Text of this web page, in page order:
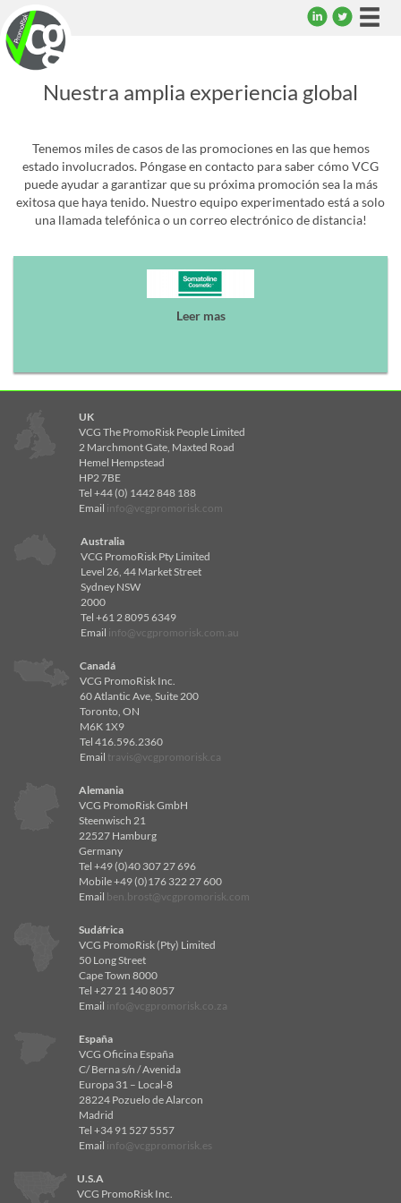
Nuestra amplia experiencia global
Tenemos miles de casos de las promociones en las que hemos
estado involucrados. Póngase en contacto para saber cómo VCG
puede ayudar a garantizar que su próxima promoción sea la más
exitosa que haya tenido. Nuestro equipo experimentado está a solo
una llamada telefónica o un correo electrónico de distancia!
Leer mas
UK
VCG The PromoRisk People Limited
2 Marchmont Gate, Maxted Road
Hemel Hempstead
HP2 7BE
Tel +44 (0) 1442 848 188
Email info@vcgpromorisk.com
Australia
VCG PromoRisk Pty Limited
Level 26, 44 Market Street
Sydney NSW
2000
Tel +61 2 8095 6349
Email info@vcgpromorisk.com.au
Canadá
VCG PromoRisk Inc.
60 Atlantic Ave, Suite 200
Toronto, ON
M6K 1X9
Tel 416.596.2360
Email travis@vcgpromorisk.ca
Alemania
VCG PromoRisk GmbH
Steenwisch 21
22527 Hamburg
Germany
Tel +49 (0)40 307 27 696
Mobile +49 (0)176 322 27 600
Email ben.brost@vcgpromorisk.com
Sudáfrica
VCG PromoRisk (Pty) Limited
50 Long Street
Cape Town 8000
Tel +27 21 140 8057
Email info@vcgpromorisk.co.za
España
VCG Oficina España
C/ Berna s/n / Avenida
Europa 31 – Local-8
28224 Pozuelo de Alarcon
Madrid
Tel +34 91 527 5557
Email info@vcgpromorisk.es
U.S.A
VCG PromoRisk Inc.